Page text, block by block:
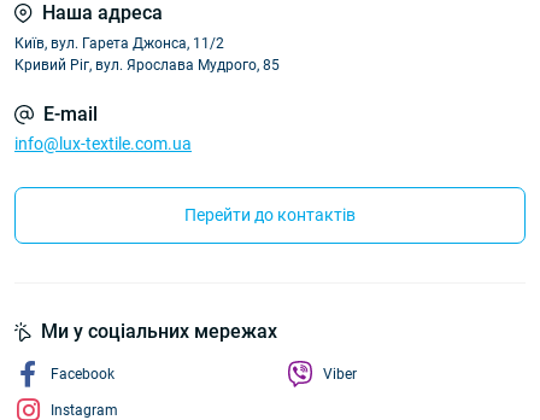
Наша адреса
Київ, вул. Гарета Джонса, 11/2
Кривий Ріг, вул. Ярослава Мудрого, 85
E-mail
info@lux-textile.com.ua
Перейти до контактів
Ми у соціальних мережах
Facebook
Instagram
Viber